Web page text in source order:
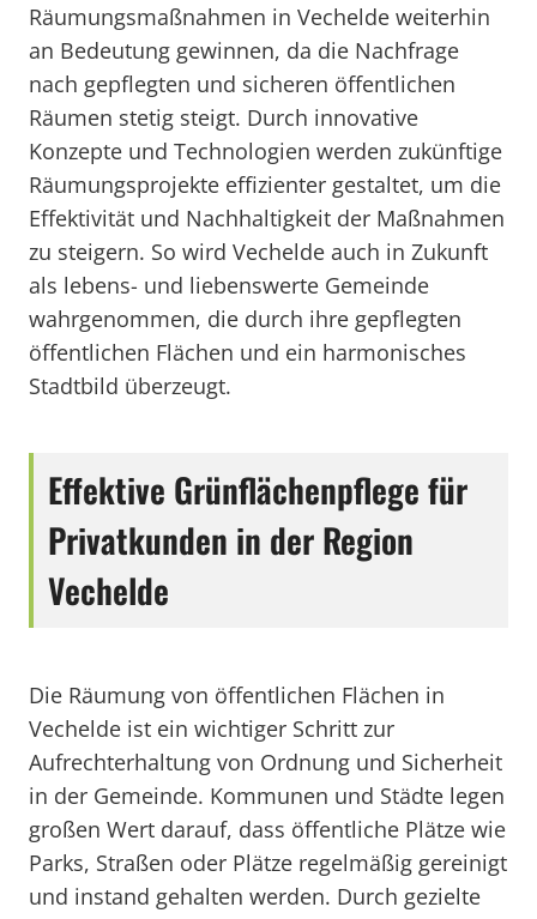
Räumungsmaßnahmen in Vechelde weiterhin
an Bedeutung gewinnen, da die Nachfrage
nach gepflegten und sicheren öffentlichen
Räumen stetig steigt. Durch innovative
Konzepte und Technologien werden zukünftige
Räumungsprojekte effizienter gestaltet, um die
Effektivität und Nachhaltigkeit der Maßnahmen
zu steigern. So wird Vechelde auch in Zukunft
als lebens- und liebenswerte Gemeinde
wahrgenommen, die durch ihre gepflegten
öffentlichen Flächen und ein harmonisches
Stadtbild überzeugt.
Effektive Grünflächenpflege für
Privatkunden in der Region
Vechelde
Die Räumung von öffentlichen Flächen in
Vechelde ist ein wichtiger Schritt zur
Aufrechterhaltung von Ordnung und Sicherheit
in der Gemeinde. Kommunen und Städte legen
großen Wert darauf, dass öffentliche Plätze wie
Parks, Straßen oder Plätze regelmäßig gereinigt
und instand gehalten werden. Durch gezielte